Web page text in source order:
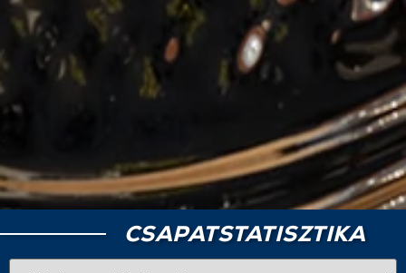
CSAPATSTATISZTIKA